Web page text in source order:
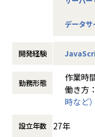
プロダクトに実装・
ユーザーの課題解決
・ビジネスメンバー
・抽出した課題に対
・AIモデルの開発、
・RAG、LangGraph
データサ
開発経験
勤務形態
作業時
働き方：
時など）
休憩時
設立年数 27年